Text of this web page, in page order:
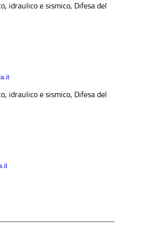
idraulico e sismico, Difesa del
idraulico e sismico, Difesa del